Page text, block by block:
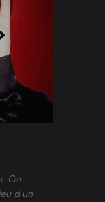
On
d’un